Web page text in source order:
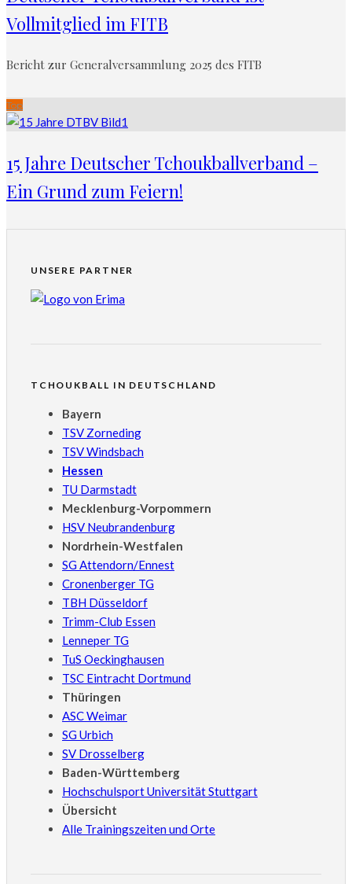
Vollmitglied im FITB
Bericht zur Generalversammlung 2025 des FITB
Top
15 Jahre Deutscher Tchoukballverband –
Ein Grund zum Feiern!
UNSERE PARTNER
TCHOUKBALL IN DEUTSCHLAND
Bayern
TSV Zorneding
TSV Windsbach
Hessen
TU Darmstadt
Mecklenburg-Vorpommern
HSV Neubrandenburg
Nordrhein-Westfalen
SG Attendorn/Ennest
Cronenberger TG
TBH Düsseldorf
Trimm-Club Essen
Lenneper TG
TuS Oeckinghausen
TSC Eintracht Dortmund
Thüringen
ASC Weimar
SG Urbich
SV Drosselberg
Baden-Württemberg
Hochschulsport Universität Stuttgart
Übersicht
Alle Trainingszeiten und Orte